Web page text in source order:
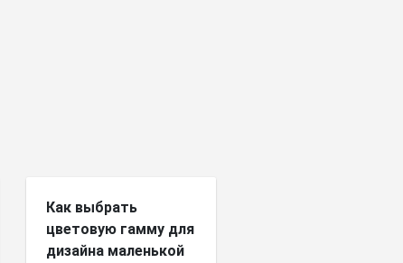
Как выбрать
цветовую гамму для
дизайна маленькой